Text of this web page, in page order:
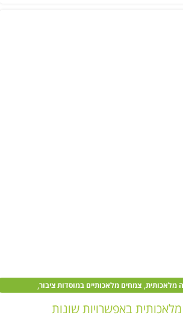
מלאכותית, צמחים מלאכותיים במוסדות ציבור,
באפשרויות שונות